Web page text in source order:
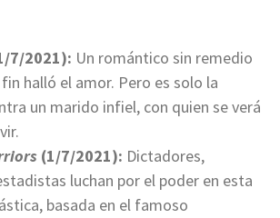
7/2021): Un romántico sin remedio
halló el amor. Pero es solo la
un marido infiel, con quien se verá
(1/7/2021): Dictadores,
luchan por el poder en esta
basada en el famoso